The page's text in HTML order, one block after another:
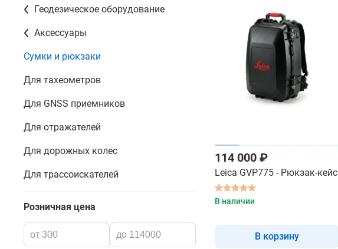
Геодезическое оборудование
Аксессуары
Сумки и рюкзаки
Для тахеометров
Для GNSS приемников
Для отражателей
Для дорожных колес
Для трассоискателей
Розничная цена
114 000 ₽
Leica GVP775 - Рюкзак-кейс
В наличии
В корзину